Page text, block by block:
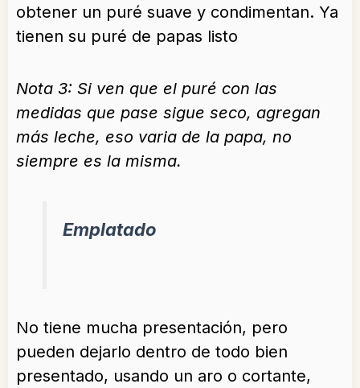
obtener un puré suave y condimentan. Ya
tienen su puré de papas listo
Nota 3: Si ven que el puré con las
medidas que pase sigue seco, agregan
más leche, eso varia de la papa, no
siempre es la misma.
Emplatado
No tiene mucha presentación, pero
pueden dejarlo dentro de todo bien
presentado, usando un aro o cortante,